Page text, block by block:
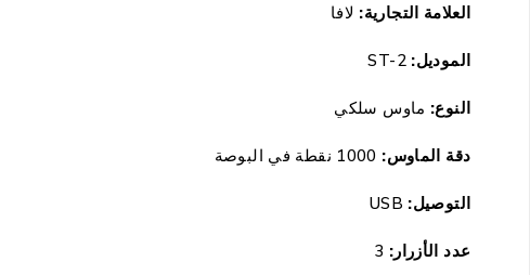
العلامة التجارية: لافا
الموديل:
النوع: ماوس سلكي
دقة الماوس:
التوصيل:
عدد الأزرار: 3